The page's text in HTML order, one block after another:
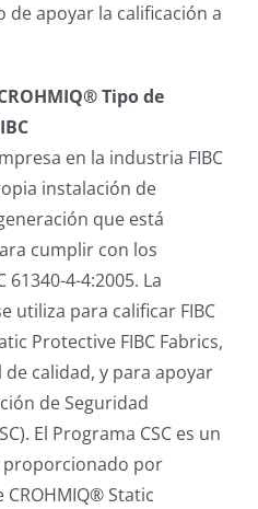
apoyar la calificación a
Tipo de
en la industria FIBC
instalación de
que está
cumplir con los
4-4:2005. La
utiliza para calificar FIBC
Protective FIBC Fabrics,
calidad, y para apoyar
de Seguridad
El Programa CSC es un
por
Static